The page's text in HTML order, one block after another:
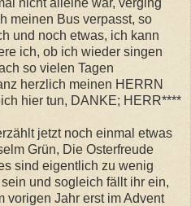
meinen Bus verpasst, so
und noch etwas, ich kann
ich, ob ich wieder singen
so vielen Tagen
herzlich meinen HERRN
hier tun, DANKE; HERR****
jetzt noch einmal etwas
Grün, Die Osterfreude
sind eigentlich zu wenig
und sogleich fällt ihr ein,
vorigen Jahr erst im Advent